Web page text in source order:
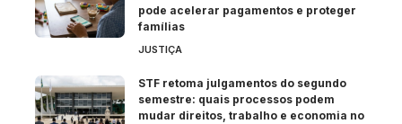
pode acelerar pagamentos e proteger
famílias
JUSTIÇA
STF retoma julgamentos do segundo
semestre: quais processos podem
mudar direitos, trabalho e economia no